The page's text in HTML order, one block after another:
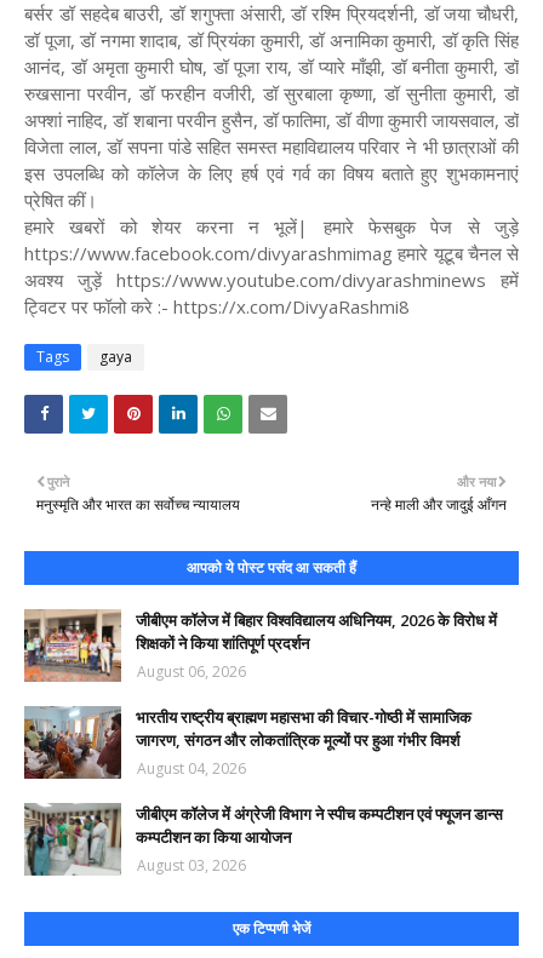
बर्सर डॉ सहदेब बाउरी, डॉ शगुफ्ता अंसारी, डॉ रश्मि प्रियदर्शनी, डॉ जया चौधरी,
डॉ पूजा, डॉ नगमा शादाब, डॉ प्रियंका कुमारी, डॉ अनामिका कुमारी, डॉ कृति सिंह
आनंद, डॉ अमृता कुमारी घोष, डॉ पूजा राय, डॉ प्यारे माँझी, डॉ बनीता कुमारी, डॉ
रुखसाना परवीन, डॉ फरहीन वजीरी, डॉ सुरबाला कृष्णा, डॉ सुनीता कुमारी, डॉ
अफ्शां नाहिद, डॉ शबाना परवीन हुसैन, डॉ फातिमा, डॉ वीणा कुमारी जायसवाल, डॉ
विजेता लाल, डॉ सपना पांडे सहित समस्त महाविद्यालय परिवार ने भी छात्राओं की
इस उपलब्धि को कॉलेज के लिए हर्ष एवं गर्व का विषय बताते हुए शुभकामनाएं
प्रेषित कीं।
हमारे खबरों को शेयर करना न भूलें| हमारे फेसबुक पेज से जुड़े
https://www.facebook.com/divyarashmimag हमारे यूटूब चैनल से
अवश्य जुड़ें https://www.youtube.com/divyarashminews हमें
ट्विटर पर फॉलो करे :- https://x.com/DivyaRashmi8
Tags gaya
और नया
नन्हे माली और जादुई आँगन
पुराने
मनुस्मृति और भारत का सर्वोच्च न्यायालय
आपको ये पोस्ट पसंद आ सकती हैं
जीबीएम कॉलेज में बिहार विश्वविद्यालय अधिनियम, 2026 के विरोध में
शिक्षकों ने किया शांतिपूर्ण प्रदर्शन
August 06, 2026
भारतीय राष्ट्रीय ब्राह्मण महासभा की विचार-गोष्ठी में सामाजिक
जागरण, संगठन और लोकतांत्रिक मूल्यों पर हुआ गंभीर विमर्श
August 04, 2026
जीबीएम कॉलेज में अंग्रेजी विभाग ने स्पीच कम्पटीशन एवं फ्यूजन डान्स
कम्पटीशन का किया आयोजन
August 03, 2026
एक टिप्पणी भेजें